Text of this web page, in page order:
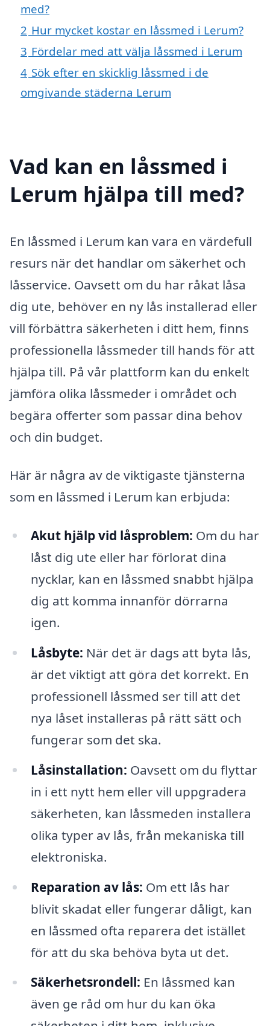
med?
2 Hur mycket kostar en låssmed i Lerum?
3 Fördelar med att välja låssmed i Lerum
4 Sök efter en skicklig låssmed i de
omgivande städerna Lerum
Vad kan en låssmed i
Lerum hjälpa till med?
En låssmed i Lerum kan vara en värdefull
resurs när det handlar om säkerhet och
låsservice. Oavsett om du har råkat låsa
dig ute, behöver en ny lås installerad eller
vill förbättra säkerheten i ditt hem, finns
professionella låssmeder till hands för att
hjälpa till. På vår plattform kan du enkelt
jämföra olika låssmeder i området och
begära offerter som passar dina behov
och din budget.
Här är några av de viktigaste tjänsterna
som en låssmed i Lerum kan erbjuda:
Akut hjälp vid låsproblem: Om du har
låst dig ute eller har förlorat dina
nycklar, kan en låssmed snabbt hjälpa
dig att komma innanför dörrarna
igen.
Låsbyte: När det är dags att byta lås,
är det viktigt att göra det korrekt. En
professionell låssmed ser till att det
nya låset installeras på rätt sätt och
fungerar som det ska.
Låsinstallation: Oavsett om du flyttar
in i ett nytt hem eller vill uppgradera
säkerheten, kan låssmeden installera
olika typer av lås, från mekaniska till
elektroniska.
Reparation av lås: Om ett lås har
blivit skadat eller fungerar dåligt, kan
en låssmed ofta reparera det istället
för att du ska behöva byta ut det.
Säkerhetsrondell: En låssmed kan
även ge råd om hur du kan öka